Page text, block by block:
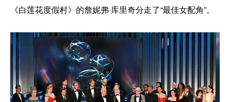
《白莲花度假村》的詹妮弗·库里奇分走了“最佳女配角”。